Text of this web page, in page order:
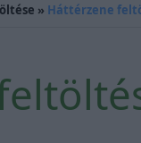
» Háttérzene